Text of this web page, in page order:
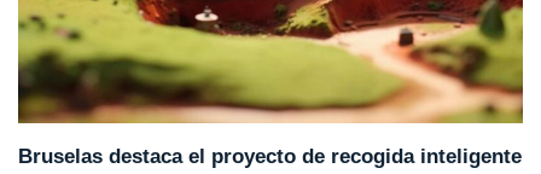
Bruselas destaca el proyecto de recogida inteligente